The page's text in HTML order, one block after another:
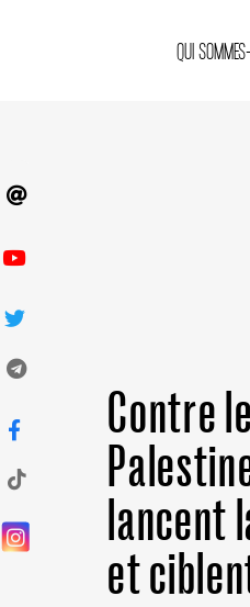
QUI
Contre
lancent
et